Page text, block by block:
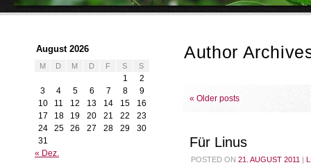
Author
« Older posts
Für Linus
POSTED ON 21. AUGUST 2011 |
August 2026
M D M D F S S
1
2
3
4 5 6 7 8
9
10
11 12 13 14 15
16
17
18 19 20 21 22
23
24
25 26 27 28 29
30
31
« Dez.